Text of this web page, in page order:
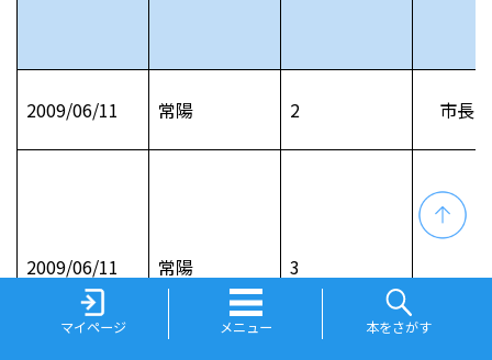
マイページ メニュー 本をさがす
2009/06/11 常陽 2 市長
2009/06/11 常陽 3